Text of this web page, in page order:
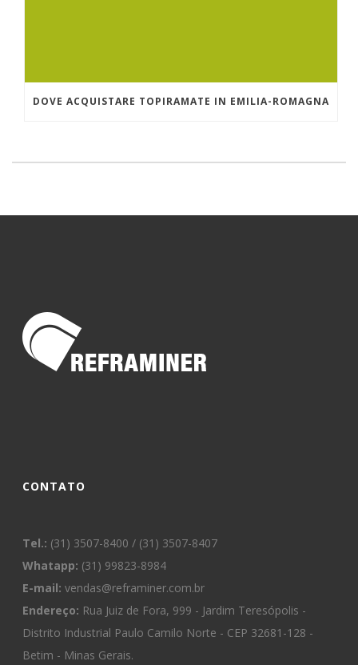
DOVE ACQUISTARE TOPIRAMATE IN EMILIA-ROMAGNA
CONTATO
Tel.: (31) 3507-8400 / (31) 3507-8407
Whatapp: (31) 99823-8984
E-mail: vendas@reframiner.com.br
Endereço: Rua Juiz de Fora, 999 - Jardim Teresópolis -
Distrito Industrial Paulo Camilo Norte - CEP 32681-128 -
Betim - Minas Gerais.